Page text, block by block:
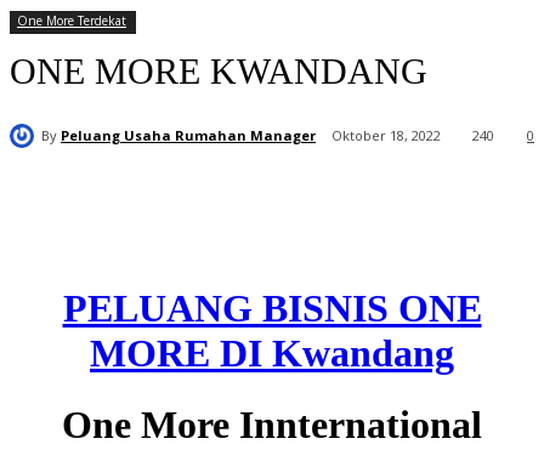
One More Terdekat
ONE MORE KWANDANG
By Peluang Usaha Rumahan Manager Oktober 18, 2022 0
240
PELUANG BISNIS ONE
MORE DI Kwandang
One More Innternational